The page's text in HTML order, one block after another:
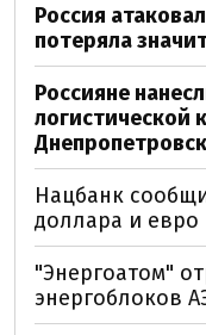
Россия
потеряла
Россияне
логистической
Нацбанк
доллара и
"Энергоатом"
энергоблоков